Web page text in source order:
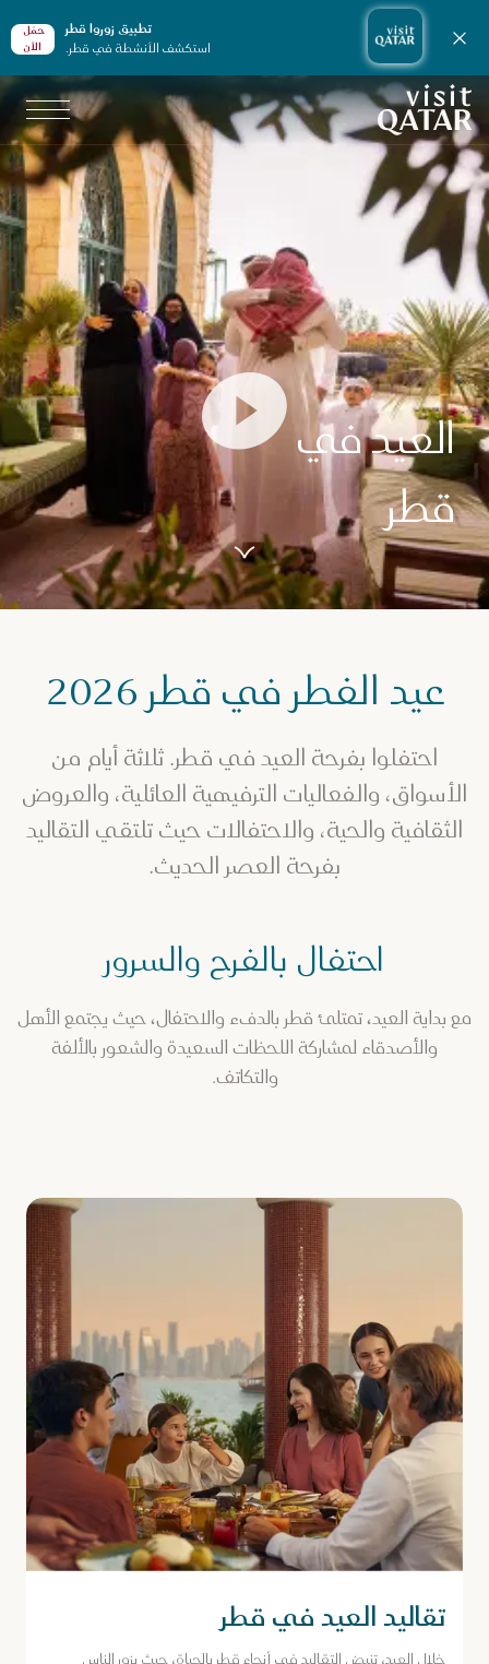
تطبيق زوروا قطر
استكشف الأنشطة في قطر.
حمّل
الأن
إغلاق الإشعارات
الصفحة الرئيسية لموقع VisitQatar
العيد في
قطر
0:00
عيد الفطر في قطر 2026
احتفلوا بفرحة العيد في قطر. ثلاثة أيام من
الأسواق، والفعاليات الترفيهية العائلية، والعروض
الثقافية والحية، والاحتفالات حيث تلتقي التقاليد
بفرحة العصر الحديث.
احتفال بالفرح والسرور
مع بداية العيد، تمتلئ قطر بالدفء والاحتفال، حيث يجتمع الأهل
والأصدقاء لمشاركة اللحظات السعيدة والشعور بالألفة
والتكاتف.
تقاليد العيد في قطر
خلال العيد، تنبض التقاليد في أنحاء قطر بالحياة، حيث يزور الناس